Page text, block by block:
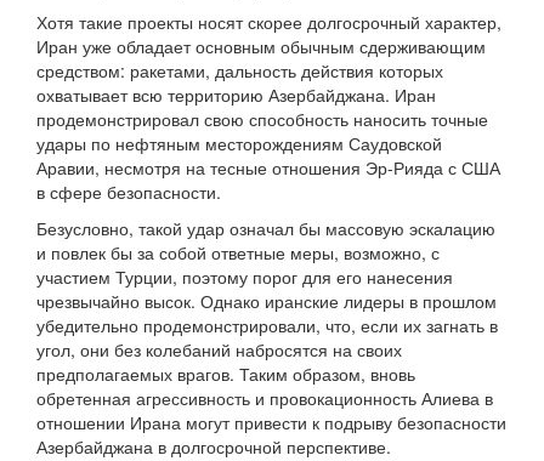
Хотя такие проекты носят скорее долгосрочный характер,
Иран уже обладает основным обычным сдерживающим
средством: ракетами, дальность действия которых
охватывает всю территорию Азербайджана. Иран
продемонстрировал свою способность наносить точные
удары по нефтяным месторождениям Саудовской
Аравии, несмотря на тесные отношения Эр-Рияда с США
в сфере безопасности.
Безусловно, такой удар означал бы массовую эскалацию
и повлек бы за собой ответные меры, возможно, с
участием Турции, поэтому порог для его нанесения
чрезвычайно высок. Однако иранские лидеры в прошлом
убедительно продемонстрировали, что, если их загнать в
угол, они без колебаний набросятся на своих
предполагаемых врагов. Таким образом, вновь
обретенная агрессивность и провокационность Алиева в
отношении Ирана могут привести к подрыву безопасности
Азербайджана в долгосрочной перспективе.